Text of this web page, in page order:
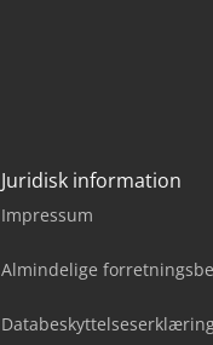
Juridisk information
Impressum
Almindelige